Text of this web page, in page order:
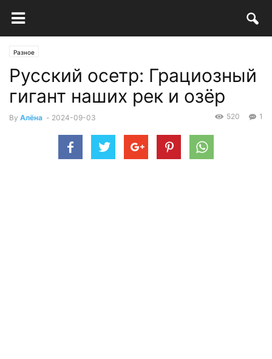
Разное
Русский осетр: Грациозный
гигант наших рек и озёр
By Алёна - 2024-09-03 1
520